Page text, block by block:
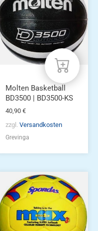
Molten Basketball
BD3500 | BD3500-KS
40,90 €
zzgl. Versandkosten
Grevinga